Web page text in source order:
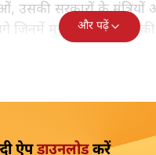
आने के साथ ही, भाजपा के
पर ही यह सब क्यों होता है?